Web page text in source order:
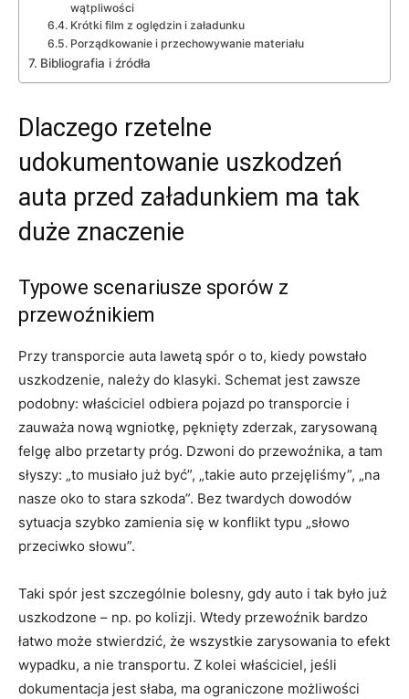
wątpliwości
Krótki film z oględzin i załadunku
Porządkowanie i przechowywanie materiału
Bibliografia i źródła
Dlaczego rzetelne
udokumentowanie uszkodzeń
auta przed załadunkiem ma tak
duże znaczenie
Typowe scenariusze sporów z
przewoźnikiem
Przy transporcie auta lawetą spór o to, kiedy powstało
uszkodzenie, należy do klasyki. Schemat jest zawsze
podobny: właściciel odbiera pojazd po transporcie i
zauważa nową wgniotkę, pęknięty zderzak, zarysowaną
felgę albo przetarty próg. Dzwoni do przewoźnika, a tam
słyszy: „to musiało już być”, „takie auto przejęliśmy”, „na
nasze oko to stara szkoda”. Bez twardych dowodów
sytuacja szybko zamienia się w konflikt typu „słowo
przeciwko słowu”.
Taki spór jest szczególnie bolesny, gdy auto i tak było już
uszkodzone – np. po kolizji. Wtedy przewoźnik bardzo
łatwo może stwierdzić, że wszystkie zarysowania to efekt
wypadku, a nie transportu. Z kolei właściciel, jeśli
dokumentacja jest słaba, ma ograniczone możliwości